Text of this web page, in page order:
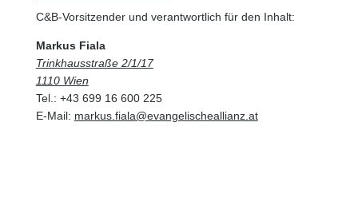
C&B-Vorsitzender und verantwortlich für den Inhalt:
Markus Fiala
Trinkhausstraße 2/1/17
1110 Wien
Tel.: +43 699 16 600 225
E-Mail: markus.fiala@evangelischeallianz.at